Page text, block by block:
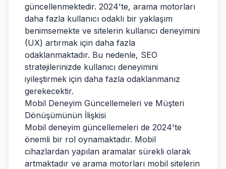
güncellenmektedir. 2024'te, arama motorları
daha fazla kullanıcı odaklı bir yaklaşım
benimsemekte ve sitelerin kullanıcı deneyimini
(UX) artırmak için daha fazla
odaklanmaktadır. Bu nedenle, SEO
stratejilerinizde kullanıcı deneyimini
iyileştirmek için daha fazla odaklanmanız
gerekecektir.
Mobil Deneyim Güncellemeleri ve Müşteri
Dönüşümünün İlişkisi
Mobil deneyim güncellemeleri de 2024'te
önemli bir rol oynamaktadır. Mobil
cihazlardan yapılan aramalar sürekli olarak
artmaktadır ve arama motorları mobil sitelerin